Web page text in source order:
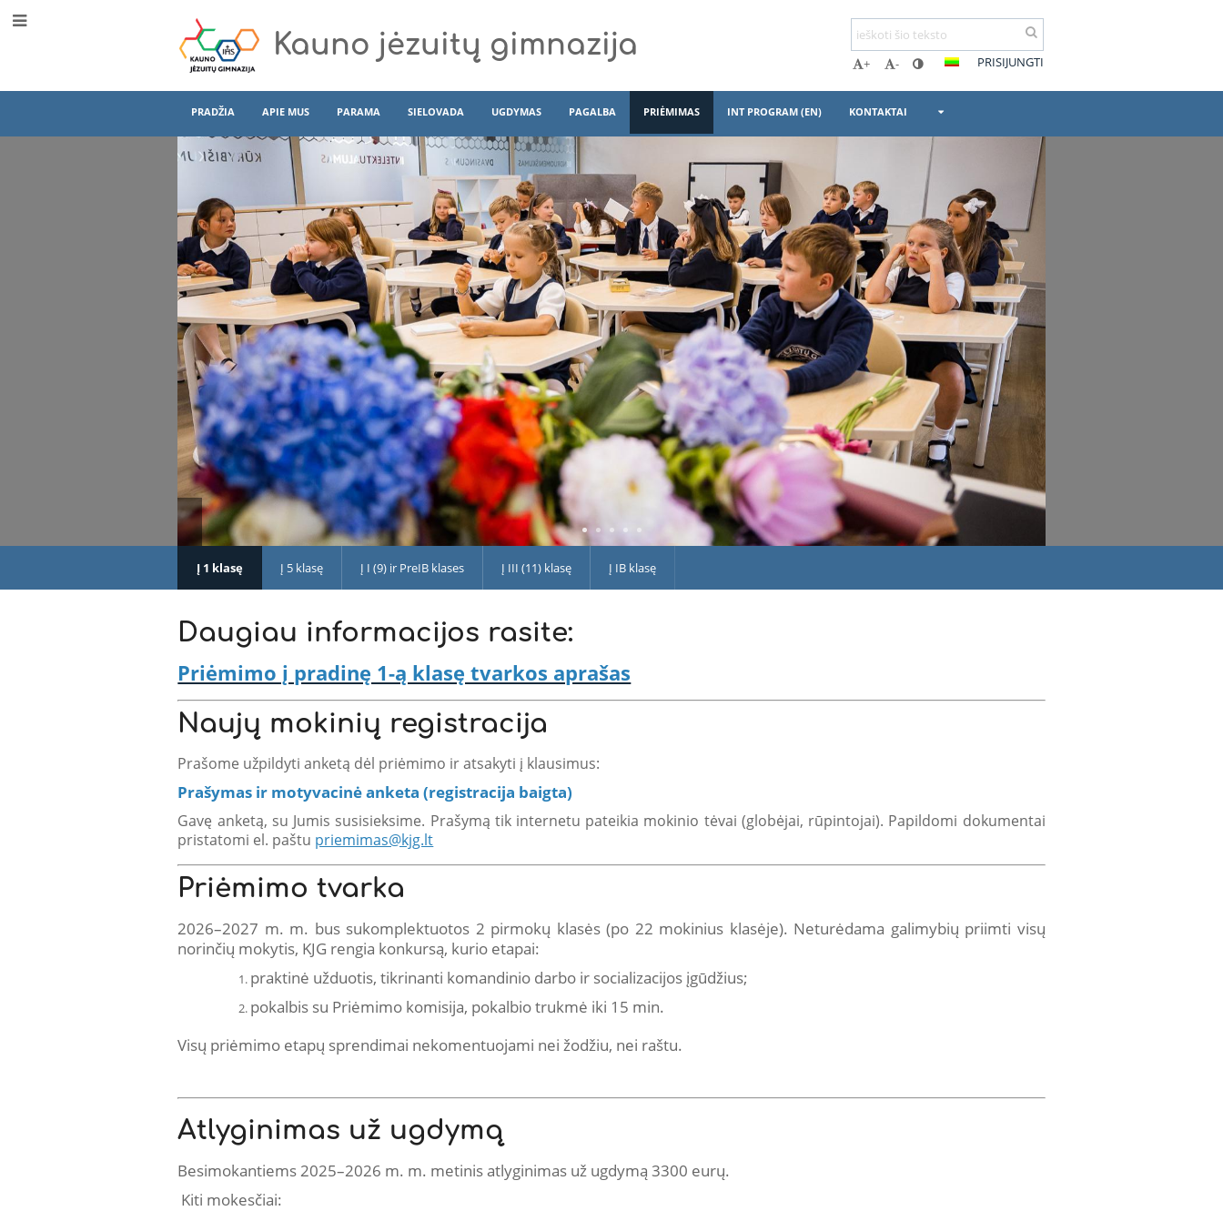
Kauno jėzuitų gimnazija
+ - PRISIJUNGTI
PRADŽIA APIE MUS PARAMA SIELOVADA UGDYMAS PAGALBA PRIĖMIMAS INT PROGRAM (EN) KONTAKTAI
Priėmimas
Į 1 klasę Į 5 klasę Į I (9) ir PreIB klases Į III (11) klasę Į IB klasę
Daugiau informacijos rasite:
Priėmimo į pradinę 1-ą klasę tvarkos aprašas
Naujų mokinių registracija
Prašome užpildyti anketą dėl priėmimo ir atsakyti į klausimus:
Prašymas ir motyvacinė anketa (registracija baigta)
Gavę anketą, su Jumis susisieksime. Prašymą tik internetu pateikia mokinio tėvai (globėjai, rūpintojai). Papildomi dokumentai
pristatomi el. paštu priemimas@kjg.lt
Priėmimo tvarka
2026–2027 m. m. bus sukomplektuotos 2 pirmokų klasės (po 22 mokinius klasėje). Neturėdama galimybių priimti visų
norinčių mokytis, KJG rengia konkursą, kurio etapai:
praktinė užduotis, tikrinanti komandinio darbo ir socializacijos įgūdžius;
pokalbis su Priėmimo komisija, pokalbio trukmė iki 15 min.
Visų priėmimo etapų sprendimai nekomentuojami nei žodžiu, nei raštu.
Atlyginimas už ugdymą
Besimokantiems 2025–2026 m. m. metinis atlyginimas už ugdymą 3300 eurų.
Kiti mokesčiai: